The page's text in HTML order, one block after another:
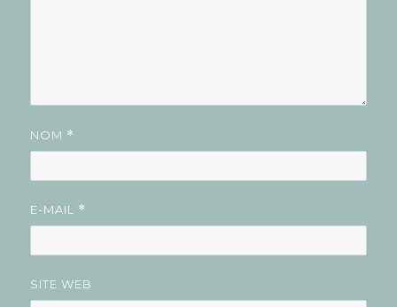
NOM *
E-MAIL *
SITE WEB